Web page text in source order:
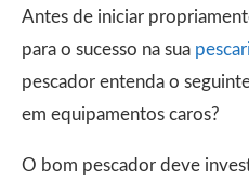
Antes de iniciar
para o sucesso na sua
pescador entenda o
em equipamentos caros?
O bom pescador deve